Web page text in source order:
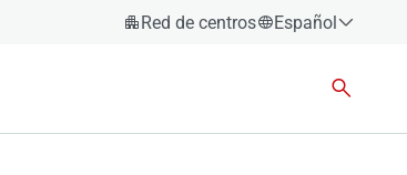
Red de centros
Español